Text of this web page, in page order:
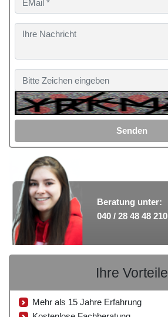
Senden
Beratung unter:
040 / 28 48 48 210
Ihre Vorteile
Mehr als 15 Jahre Erfahrung